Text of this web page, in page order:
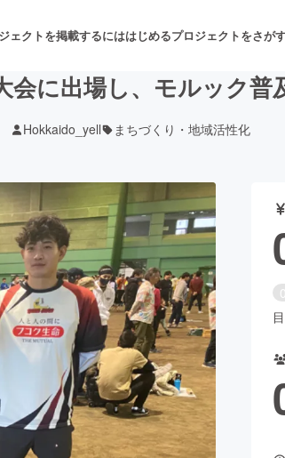
ェクトを掲載するにははじめるプロジェクトをさが
舞台・パフォー
ービス開発 フード・飲食店
出版 アニメ・漫画
ビューティー・
に出場し、モルック普
Hokkaido_yell まちづくり・地域活性化